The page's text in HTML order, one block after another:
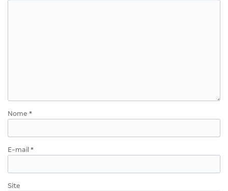
Nome *
E-mail *
Site